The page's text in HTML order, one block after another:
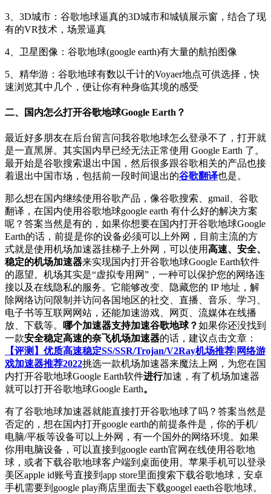
3、3D城市：谷歌地球逼真的3D城市和城镇展示窗，结合了现
有的VR技术，场景逼真
4、卫星图像：谷歌地球(google earth)有大量的航拍图像
5、精华游：谷歌地球有数以千计的Voyaer地点可供选择，快
速浏览其中几个，便让你有种身临其境的感受
二、国内怎么打开谷歌地球Google Earth？
最近好多朋友在后台留言问我谷歌地球怎么登录不了，打开就
是一直黑屏。其实国内早已经无法正常使用 Google Earth 了。
最开始是谷歌搜索退出中国，然后很多跟谷歌相关的产品也接
着退出中国市场，包括前一段时间退出的谷歌翻译也是。
那么想在国内继续使用谷歌产品，像谷歌搜索、gmail、谷歌
翻译，在国内使用谷歌地球google earth 有什么好的解决方案
呢？答案当然是有的，如果你想要在国内打开谷歌地球Google
Earth的话，前提是你的设备必须可以上外网，目前主流的方
式就是使用机场加速器挂梯子上外网，可以使用高速、安全、
稳定的机场加速器来实现国内打开谷歌地球Google Earth软件
的愿望。机场其实是“虚拟专用网”，一种可以保护您的网络连
接以及在线隐私的服务。它能够改变、隐藏您的 IP 地址，解
除网络访问限制并访问各国地区的社交、直播、音乐、学习、
电子书等互联网网站，还能加速游戏、网页、流媒体在线播
放、下载等。
哪个加速器支持加速谷歌地球？如果你还没找到
一款安全稳定高速的奈飞机场加速器的话，建议点击文章：
【评测】优质高速稳定SS/SSR/Trojan/V2Ray机场推荐|网络游
戏加速器推荐2022挑选一款机场加速器来魔法上网，为您在国
内打开谷歌地球Google Earth软件进行加速，有了机场加速器
就可以打开谷歌地球Google Earth。
有了谷歌地球加速器就能直接打开谷歌地球了吗？答案当然是
否定的，想在国内打开google earth的前提条件是，你的手机/
电脑/平板等设备可以上外网，有一个国外的网络环境。如果
你用电脑设备，可以直接到google earth官网在线使用谷歌地
球，或者下载谷歌地球客户端到桌面使用。苹果手机可以登录
美区apple id账号直接到app store里面搜索下载谷歌地球，安卓
手机需要到google play商店里面去下载googel eaeth谷歌地球。